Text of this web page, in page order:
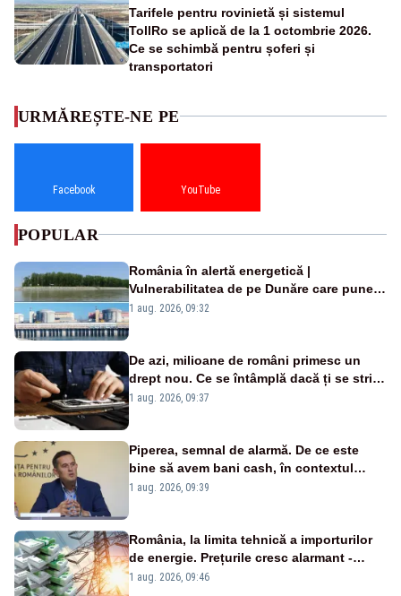
Tarifele pentru rovinietă și sistemul
TollRo se aplică de la 1 octombrie 2026.
Ce se schimbă pentru șoferi și
transportatori
URMĂREȘTE-NE PE
Facebook YouTube
POPULAR
România în alertă energetică |
Vulnerabilitatea de pe Dunăre care pune
în pericol Centrala Cernavodă era
1 aug. 2026, 09:32
De azi, milioane de români primesc un
drept nou. Ce se întâmplă dacă ți se strică
un produs
1 aug. 2026, 09:37
Piperea, semnal de alarmă. De ce este
bine să avem bani cash, în contextul
alertei energetice?
1 aug. 2026, 09:39
România, la limita tehnică a importurilor
de energie. Prețurile cresc alarmant -
Analiză Realitatea Plus
1 aug. 2026, 09:46